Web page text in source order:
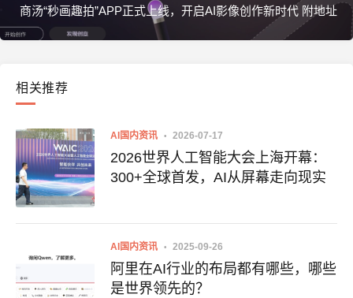
商汤“秒画趣拍”APP正式上线，开启AI影像创作新时代 附地址
相关推荐
AI国内资讯 2026-07-17
2026世界人工智能大会上海开幕：
300+全球首发，AI从屏幕走向现实
AI国内资讯 2025-09-26
阿里在AI行业的布局都有哪些，哪些
是世界领先的？